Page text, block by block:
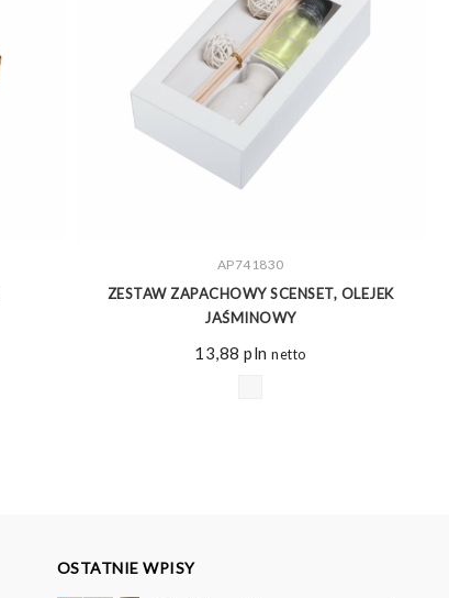
ZOBACZ WIĘCEJ
AP741830
ZESTAW ZAPACHOWY SCENSET, OLEJEK
JAŚMINOWY
13,88pln netto
OSTATNIE WPISY